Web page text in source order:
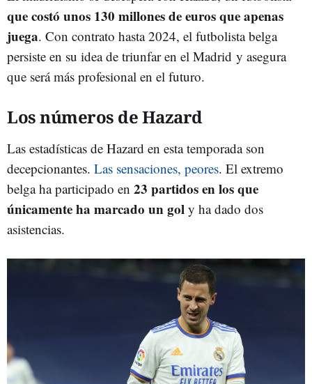
que costó unos 130 millones de euros que apenas
juega. Con contrato hasta 2024, el futbolista belga
persiste en su idea de triunfar en el Madrid y asegura
que será más profesional en el futuro.
Los números de Hazard
Las estadísticas de Hazard en esta temporada son
decepcionantes. Las sensaciones, peores. El extremo
belga ha participado en 23 partidos en los que
únicamente ha marcado un gol y ha dado dos
asistencias.